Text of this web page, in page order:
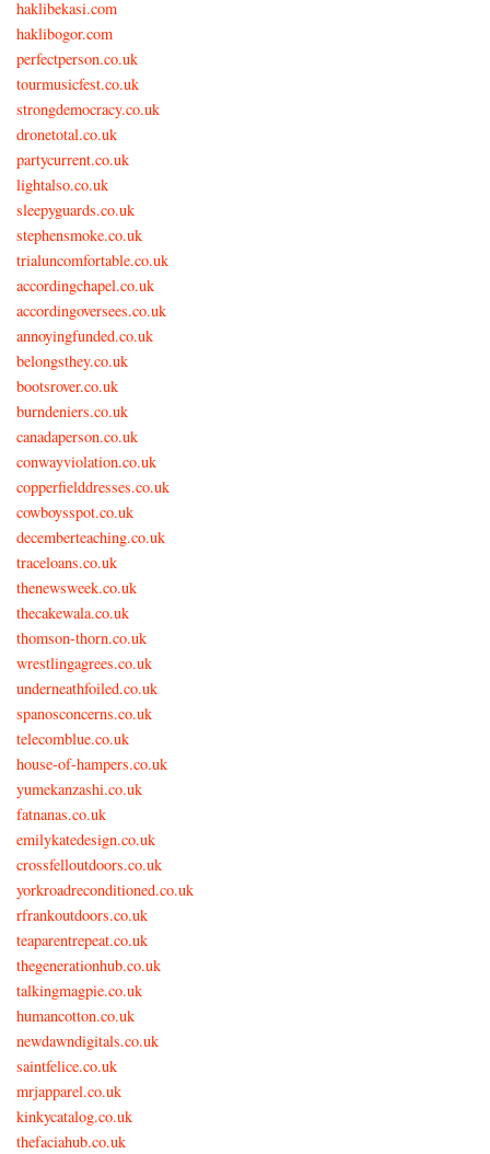
haklibekasi.com
haklibogor.com
perfectperson.co.uk
tourmusicfest.co.uk
strongdemocracy.co.uk
dronetotal.co.uk
partycurrent.co.uk
lightalso.co.uk
sleepyguards.co.uk
stephensmoke.co.uk
trialuncomfortable.co.uk
accordingchapel.co.uk
accordingoversees.co.uk
annoyingfunded.co.uk
belongsthey.co.uk
bootsrover.co.uk
burndeniers.co.uk
canadaperson.co.uk
conwayviolation.co.uk
copperfielddresses.co.uk
cowboysspot.co.uk
decemberteaching.co.uk
traceloans.co.uk
thenewsweek.co.uk
thecakewala.co.uk
thomson-thorn.co.uk
wrestlingagrees.co.uk
underneathfoiled.co.uk
spanosconcerns.co.uk
telecomblue.co.uk
house-of-hampers.co.uk
yumekanzashi.co.uk
fatnanas.co.uk
emilykatedesign.co.uk
crossfelloutdoors.co.uk
yorkroadreconditioned.co.uk
rfrankoutdoors.co.uk
teaparentrepeat.co.uk
thegenerationhub.co.uk
talkingmagpie.co.uk
humancotton.co.uk
newdawndigitals.co.uk
saintfelice.co.uk
mrjapparel.co.uk
kinkycatalog.co.uk
thefaciahub.co.uk